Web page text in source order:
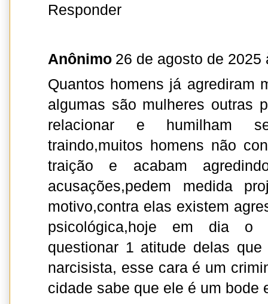
Responder
Anônimo 26 de agosto de 2025
Quantos homens já agrediram
algumas são mulheres outras
relacionar e humilham
traindo,muitos homens não
traição e acabam
acusações,pedem medida
motivo,contra elas existem
psicológica,hoje em dia o
questionar 1 atitude delas
narcisista, esse cara é um
cidade sabe que ele é um bode